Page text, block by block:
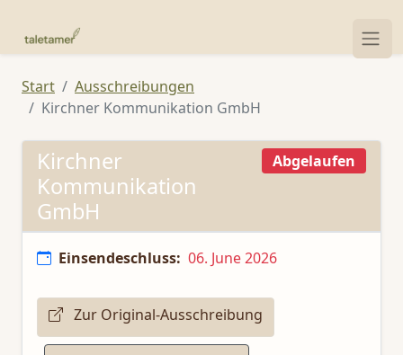
Start
Ausschreibungen
Kirchner Kommunikation GmbH
Kirchner
Kommunikation
GmbH
Abgelaufen
Einsendeschluss: 06. June 2026
Zur Original-Ausschreibung